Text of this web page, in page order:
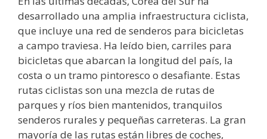
desarrollado una amplia infraestructura ciclista,
que incluye una red de senderos para bicicletas
a campo traviesa. Ha leído bien, carriles para
bicicletas que abarcan la longitud del país, la
costa o un tramo pintoresco o desafiante. Estas
rutas ciclistas son una mezcla de rutas de
parques y ríos bien mantenidos, tranquilos
senderos rurales y pequeñas carreteras. La gran
mayoría de las rutas están libres de coches,